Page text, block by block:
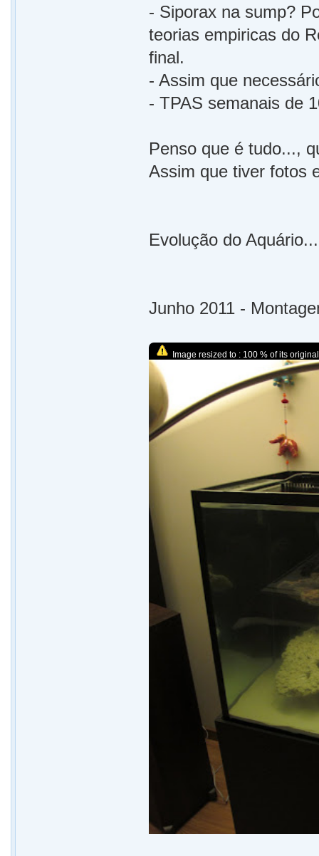
- Siporax na sump?
teorias empiricas do
final.
- Assim que
- TPAS semanais de
Penso que é tudo...,
Assim que tiver fotos
Evolução do Aquário...
Junho 2011 -
Image resized to : 100 % of its